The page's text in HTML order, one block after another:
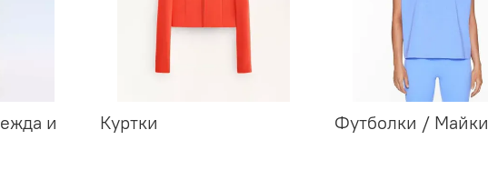
и Куртки Футболки / Майки